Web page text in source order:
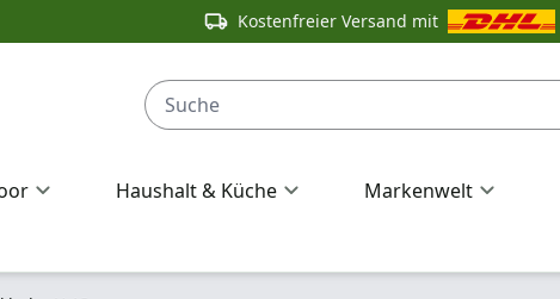
Kostenfreier Versand mit
Haushalt & Küche Markenwelt